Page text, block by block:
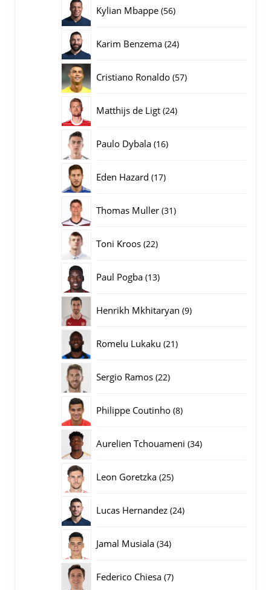
Kylian Mbappe 5656
Karim Benzema 2424
Cristiano Ronaldo 5757
Matthijs de Ligt 2424
Paulo Dybala 1616
Eden Hazard 1717
Thomas Muller 3131
Toni Kroos 2222
Paul Pogba 1313
Henrikh Mkhitaryan 99
Romelu Lukaku 2121
Sergio Ramos 2222
Philippe Coutinho 88
Aurelien Tchouameni 3434
Leon Goretzka 2525
Lucas Hernandez 2424
Jamal Musiala 3434
Federico Chiesa 77